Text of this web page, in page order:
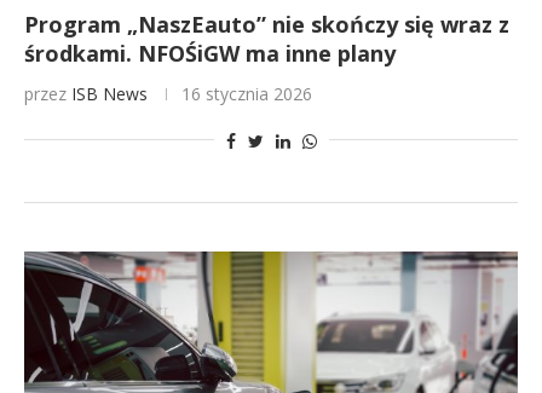
Program „NaszEauto” nie skończy się wraz z
środkami. NFOŚiGW ma inne plany
przez ISB News 16 stycznia 2026